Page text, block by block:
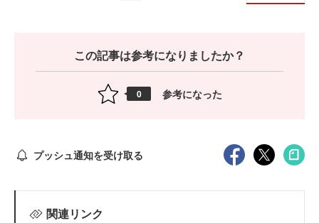
この記事は参考になりましたか？
0 参考になった
プッシュ通知を受け取る
関連リンク